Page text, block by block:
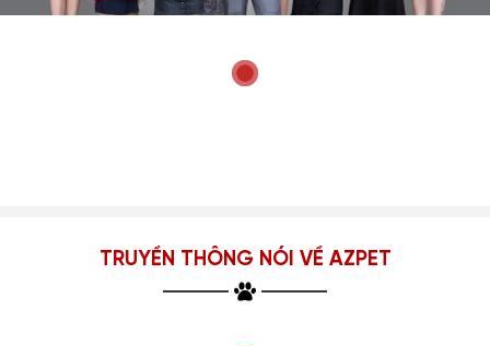
TRUYỀN THÔNG NÓI VỀ AZPET